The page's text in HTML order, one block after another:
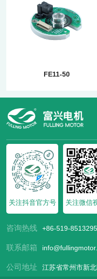
FE11-50
关注抖音官方号 关注微信
咨询热线 +86-519-
联系邮箱
公司地址 江苏省常州市新